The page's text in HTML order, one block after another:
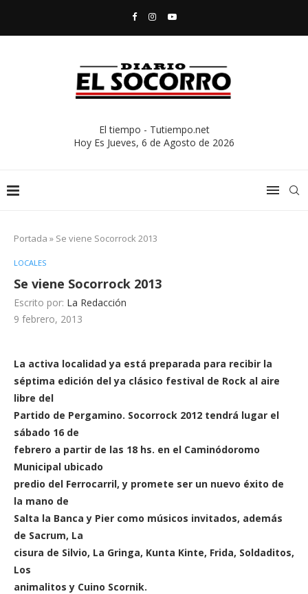
El tiempo - Tutiempo.net
Hoy Es Jueves, 6 de Agosto de 2026
Portada » Se viene Socorrock 2013
LOCALES
Se viene Socorrock 2013
Escrito por: La Redacción
9 febrero, 2013
La activa localidad ya está preparada para recibir la
séptima edición del ya clásico festival de Rock al aire
libre del
Partido de Pergamino. Socorrock 2012 tendrá lugar el
sábado 16 de
febrero a partir de las 18 hs. en el Caminódoromo
Municipal ubicado
predio del Ferrocarril, y promete ser un nuevo éxito de
la mano de
Salta la Banca y Pier como músicos invitados, además
de Sacrum, La
cisura de Silvio, La Gringa, Kunta Kinte, Frida, Soldaditos,
Los
animalitos y Cuino Scornik.